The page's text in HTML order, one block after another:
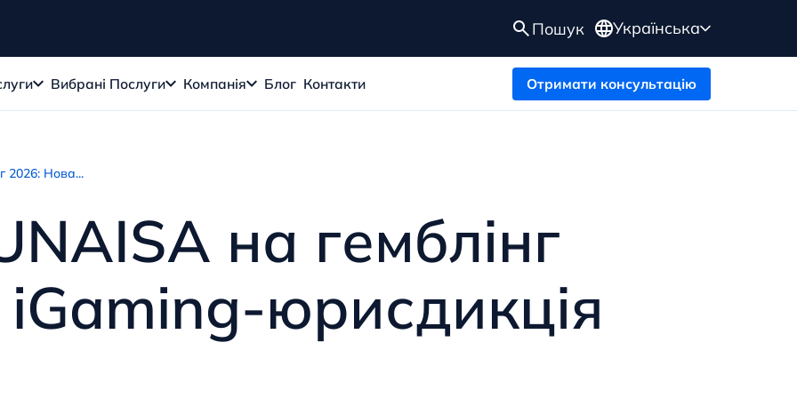
Пошук Українська
Вибрані Послуги Компанія Блог Контакти Отримати консультацію
2026: Нова...
на гемблінг
юрисдикція